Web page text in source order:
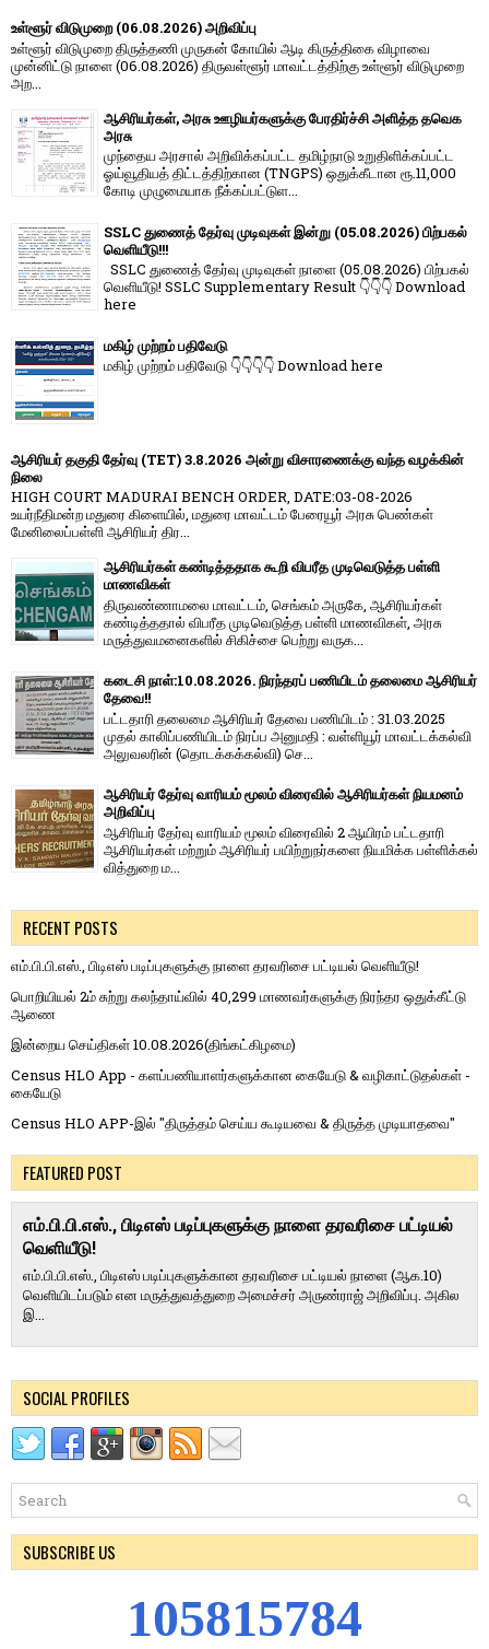
உள்ளூர் விடுமுறை (06.08.2026) அறிவிப்பு
உள்ளூர் விடுமுறை திருத்தணி முருகன் கோயில் ஆடி கிருத்திகை விழாவை
முன்னிட்டு நாளை (06.08.2026) திருவள்ளூர் மாவட்டத்திற்கு உள்ளூர் விடுமுறை
அற...
ஆசிரியர்கள், அரசு ஊழியர்களுக்கு பேரதிர்ச்சி அளித்த தவெக
அரசு
முந்தைய அரசால் அறிவிக்கப்பட்ட தமிழ்நாடு உறுதிளிக்கப்பட்ட
ஓய்வூதியத் திட்டத்திற்கான (TNGPS) ஒதுக்கீடான ரூ.11,000
கோடி முழுமையாக நீக்கப்பட்டுள...
SSLC துணைத் தேர்வு முடிவுகள் இன்று (05.08.2026) பிற்பகல்
வெளியீடு!!!
SSLC துணைத் தேர்வு முடிவுகள் நாளை (05.08.2026) பிற்பகல்
வெளியீடு! SSLC Supplementary Result 👇👇👇 Download
here
மகிழ் முற்றம் பதிவேடு
மகிழ் முற்றம் பதிவேடு 👇👇👇👇 Download here
ஆசிரியர் தகுதி தேர்வு (TET) 3.8.2026 அன்று விசாரணைக்கு வந்த வழக்கின்
நிலை
HIGH COURT MADURAI BENCH ORDER, DATE:03-08-2026
உயர்நீதிமன்ற மதுரை கிளையில், மதுரை மாவட்டம் பேரையூர் அரசு பெண்கள்
மேனிலைப்பள்ளி ஆசிரியர் திர...
ஆசிரியர்கள் கண்டித்ததாக கூறி விபரீத முடிவெடுத்த பள்ளி
மாணவிகள்
திருவண்ணாமலை மாவட்டம், செங்கம் அருகே, ஆசிரியர்கள்
கண்டித்ததால் விபரீத முடிவெடுத்த பள்ளி மாணவிகள், அரசு
மருத்துவமனைகளில் சிகிச்சை பெற்று வருக...
கடைசி நாள்:10.08.2026. நிரந்தரப் பணியிடம் தலைமை ஆசிரியர்
தேவை!!
பட்டதாரி தலைமை ஆசிரியர் தேவை பணியிடம் : 31.03.2025
முதல் காலிப்பணியிடம் நிரப்ப அனுமதி : வள்ளியூர் மாவட்டக்கல்வி
அலுவலரின் (தொடக்கக்கல்வி) செ...
ஆசிரியர் தேர்வு வாரியம் மூலம் விரைவில் ஆசிரியர்கள் நியமனம்
அறிவிப்பு
ஆசிரியர் தேர்வு வாரி​யம் மூலம் விரை​வில் 2 ஆயிரம் பட்​ட​தாரி
ஆசிரியர்​கள் மற்​றும் ஆசிரியர் பயிற்றுநர்​களை நியமிக்க பள்​ளிக்​கல்​
வித்​துறை ம...
RECENT POSTS
எம்.பி.பி.எஸ்., பிடிஎஸ் படிப்புகளுக்கு நாளை தரவரிசை பட்டியல் வெளியீடு!
பொறியியல் 2ம் சுற்று கலந்தாய்வில் 40,299 மாணவர்களுக்கு நிரந்தர ஒதுக்கீட்டு
ஆணை
இன்றைய செய்திகள் 10.08.2026(திங்கட்கிழமை)
Census HLO App - களப்பணியாளர்களுக்கான கையேடு & வழிகாட்டுதல்கள் -
கையேடு
Census HLO APP-இல் "திருத்தம் செய்ய கூடியவை & திருத்த முடியாதவை"
FEATURED POST
எம்.பி.பி.எஸ்., பிடிஎஸ் படிப்புகளுக்கு நாளை தரவரிசை பட்டியல்
வெளியீடு!
எம்.பி.பி.எஸ்., பிடிஎஸ் படிப்புகளுக்கான தரவரிசை பட்டியல் நாளை (ஆக.10)
வெளியிடப்படும் என மருத்துவத்துறை அமைச்சர் அருண்ராஜ் அறிவிப்பு. அகில
இ...
SOCIAL PROFILES
SUBSCRIBE US
105815784